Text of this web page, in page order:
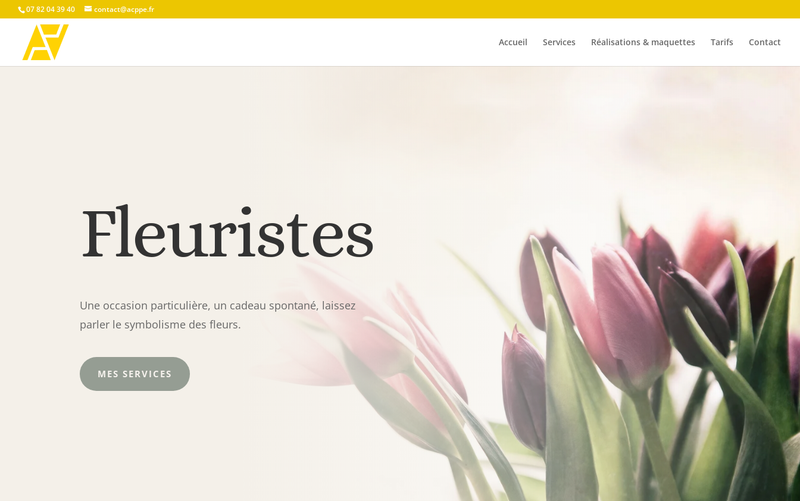
07 82 04 39 40 contact@acppe.fr
Accueil Services Réalisations & maquettes Tarifs Contact
Fleuristes
Une occasion particulière, un cadeau spontané, laissez
parler le symbolisme des fleurs.
MES SERVICES